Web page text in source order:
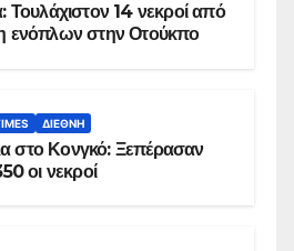
Τουλάχιστον 14 νεκροί από
ενόπλων στην Οτούκπο
ΔΙΕΘΝΉ
στο Κονγκό: Ξεπέρασαν
οι νεκροί